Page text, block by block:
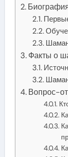
Факты о
Вопрос-